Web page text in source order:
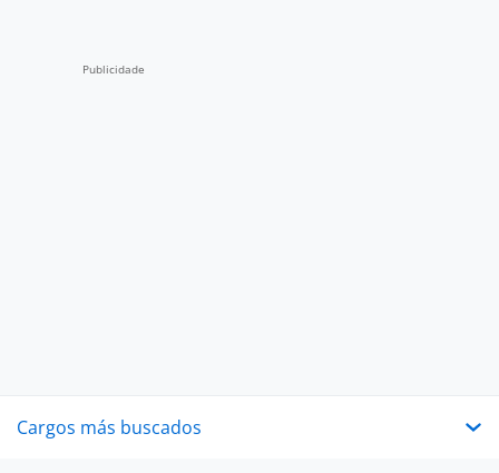
Cargos más buscados